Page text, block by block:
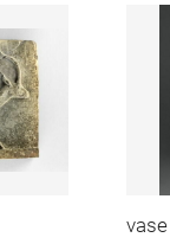
vase